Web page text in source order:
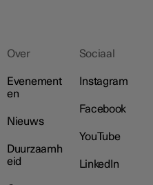
Over
Evenement
en
Nieuws
Duurzaamh
eid
Sociaal
Instagram
Facebook
YouTube
LinkedIn